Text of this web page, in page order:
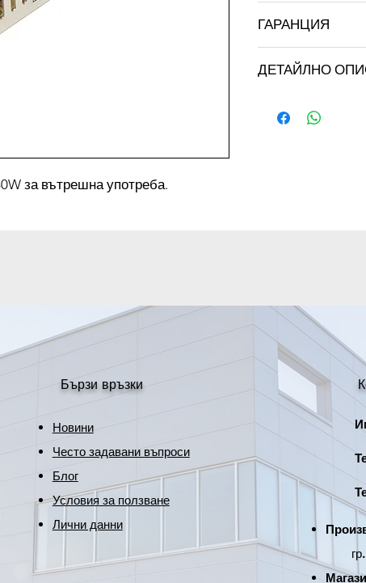
за вътрешна употреба.
ГАРАНЦИЯ
ДЕТАЙЛНО
Входно напрежение
AC
Размери
Бързи връзки
Новини
Често задавани въпроси
Блог
Условия за ползване
Лични данни
гр.